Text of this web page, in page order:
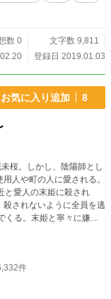
数 0
文字数 9,811
登録日 2019.01.03
お気に入り追加 8
桜。しかし、陰陽師とし
人や町の人に愛される。
と愛人の末姫に殺され
されないように全員を逃
くる。末姫と寧々に嫌が
達にも嫌がらせをされ
ように輝きを増す。例
。それは、12年間の間
件